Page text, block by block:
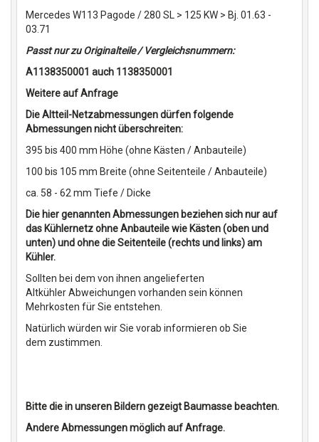
Mercedes W113 Pagode / 280 SL > 125 KW > Bj. 01.63 -
03.71
Passt nur zu Originalteile / Vergleichsnummern:
A1138350001 auch 1138350001
Weitere auf Anfrage
Die Altteil-Netzabmessungen dürfen folgende
Abmessungen nicht überschreiten:
395 bis 400 mm Höhe (ohne Kästen / Anbauteile)
100 bis 105 mm Breite (ohne Seitenteile / Anbauteile)
ca. 58 - 62 mm Tiefe / Dicke
Die hier genannten Abmessungen beziehen sich nur auf
das Kühlernetz ohne Anbauteile wie Kästen (oben und
unten) und ohne die Seitenteile (rechts und links) am
Kühler.
Sollten bei dem von ihnen angelieferten
Altkühler Abweichungen vorhanden sein können
Mehrkosten für Sie entstehen.
Natürlich würden wir Sie vorab informieren ob Sie
dem zustimmen.
Bitte die in unseren Bildern gezeigt Baumasse beachten.
Andere Abmessungen möglich auf Anfrage.